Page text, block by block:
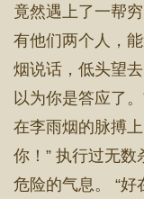
竟然遇上了一帮
有他们两个人，
烟说话，低头望
以为你是答应了
在李雨烟的脉搏
你！” 执行过无
危险的气息。 “好